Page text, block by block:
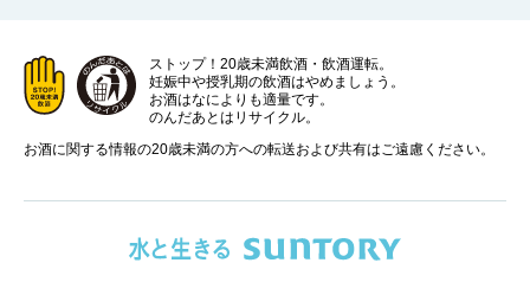
ストップ！20歳未満飲酒・飲酒運転。
妊娠中や授乳期の飲酒はやめましょう。
お酒はなによりも適量です。
のんだあとはリサイクル。
お酒に関する情報の20歳未満の方への転送および共有はご遠慮ください。